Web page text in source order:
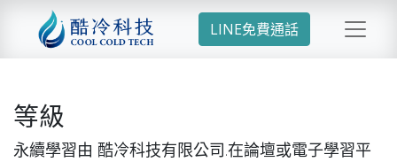
LINE免費通話
等級
永續學習由 酷冷科技有限公司.在論壇或電子學習平